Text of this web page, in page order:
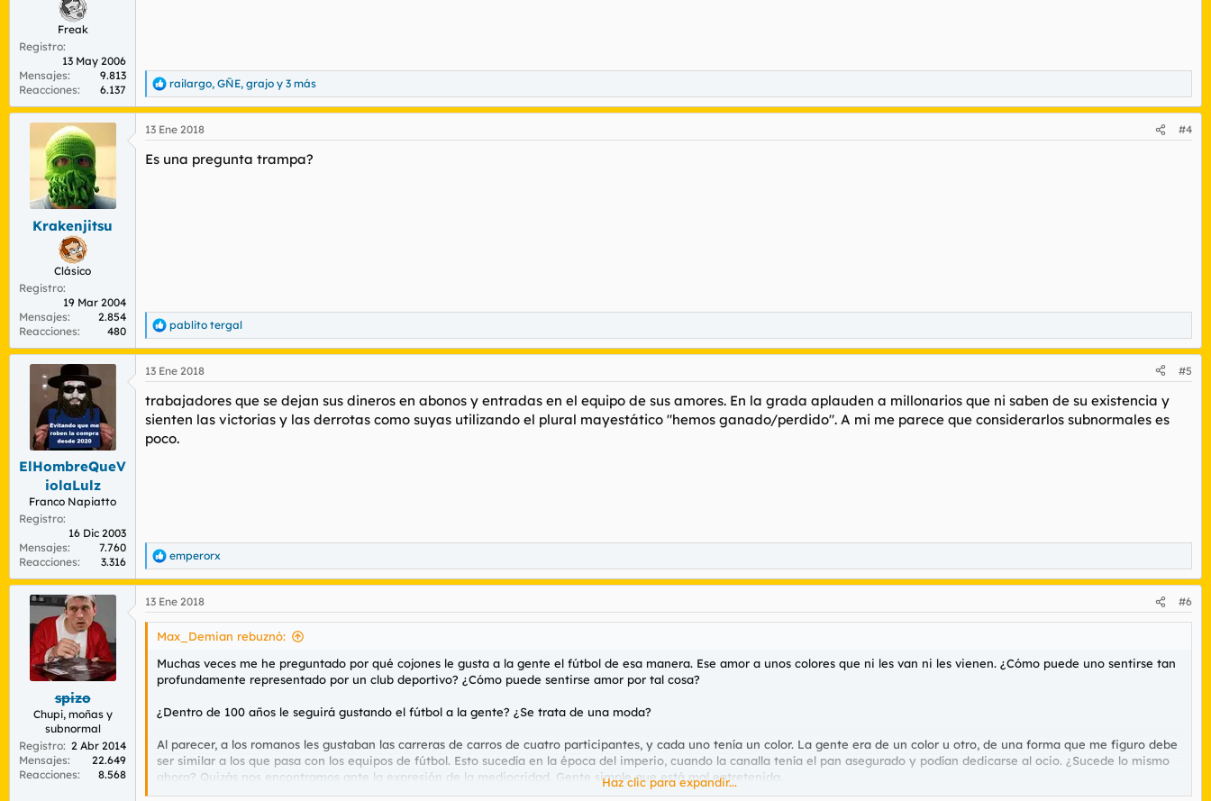
Freak
Registro
13 May 2006
Mensajes
9.813
Reacciones
6.137
R
e
a
c
i
railargo, GÑE, grajo y 3 más
Krakenjitsu
Clásico
Registro
19 Mar 2004
Mensajes
2.854
Reacciones
480
13 Ene 2018 #4
Es una pregunta trampa?
R
e
a
c
i
o
e
pablito tergal
ElHombreQueV
iolaLulz
Franco Napiatto
Registro
16 Dic 2003
Mensajes
7.760
Reacciones
3.316
13 Ene 2018 #5
trabajadores que se dejan sus dineros en abonos y entradas en el equipo de sus amores. En la grada aplauden a millonarios que ni saben de su existencia y
sienten las victorias y las derrotas como suyas utilizando el plural mayestático "hemos ganado/perdido". A mi me parece que considerarlos subnormales es
poco.
R
e
a
c
c
emperorx
spizo
Chupi, moñas y
subnormal
Registro 2 Abr 2014
Mensajes
22.649
Reacciones
8.568
13 Ene 2018 #6
Max_Demian rebuznó:
Muchas veces me he preguntado por qué cojones le gusta a la gente el fútbol de esa manera. Ese amor a unos colores que ni les van ni les vienen. ¿Cómo puede uno sentirse tan
profundamente representado por un club deportivo? ¿Cómo puede sentirse amor por tal cosa?
¿Dentro de 100 años le seguirá gustando el fútbol a la gente? ¿Se trata de una moda?
Al parecer, a los romanos les gustaban las carreras de carros de cuatro participantes, y cada uno tenía un color. La gente era de un color u otro, de una forma que me figuro debe
ser similar a los que pasa con los equipos de fútbol. Esto sucedía en la época del imperio, cuando la canalla tenía el pan asegurado y podían dedicarse al ocio. ¿Sucede lo mismo
ahora? Quizás nos encontramos ante la expresión de la mediocridad. Gente simple que está mal entretenida.
Haz clic para expandir...